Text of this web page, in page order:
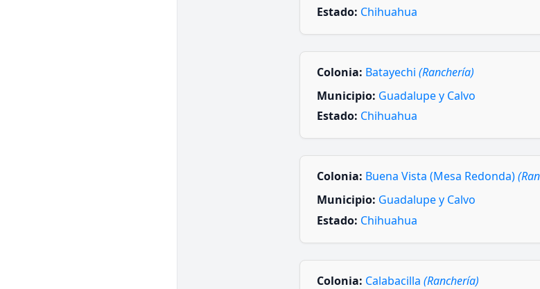
Estado: Chihuahua
Colonia: Batayechi (Ranchería)
Municipio: Guadalupe y Calvo
Estado: Chihuahua
Colonia: Buena Vista (Mesa Redonda)
Municipio: Guadalupe y Calvo
Estado: Chihuahua
Colonia: Calabacilla (Ranchería)